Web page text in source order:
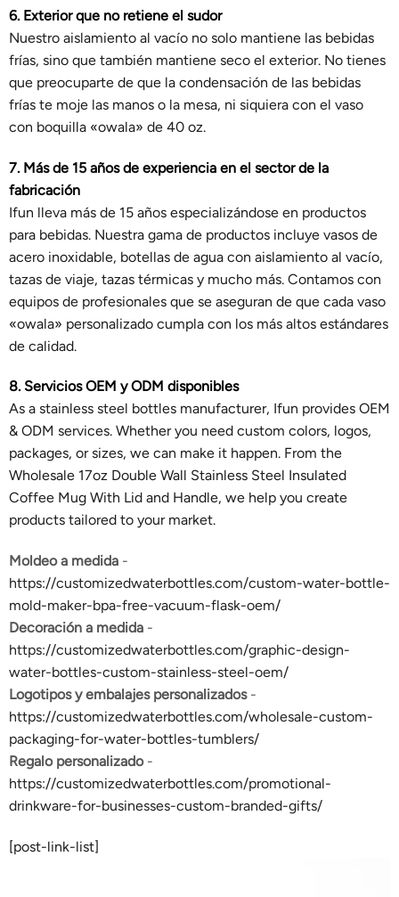
6. Exterior que no retiene el sudor
Nuestro aislamiento al vacío no solo mantiene las bebidas
frías, sino que también mantiene seco el exterior. No tienes
que preocuparte de que la condensación de las bebidas
frías te moje las manos o la mesa, ni siquiera con el vaso
con boquilla «owala» de 40 oz.
7. Más de 15 años de experiencia en el sector de la
fabricación
Ifun lleva más de 15 años especializándose en productos
para bebidas. Nuestra gama de productos incluye vasos de
acero inoxidable, botellas de agua con aislamiento al vacío,
tazas de viaje, tazas térmicas y mucho más. Contamos con
equipos de profesionales que se aseguran de que cada vaso
«owala» personalizado cumpla con los más altos estándares
de calidad.
8. Servicios OEM y ODM disponibles
As a stainless steel bottles manufacturer, Ifun provides OEM
& ODM services. Whether you need custom colors, logos,
packages, or sizes, we can make it happen. From the
Wholesale 17oz Double Wall Stainless Steel Insulated
Coffee Mug With Lid and Handle, we help you create
products tailored to your market.
Moldeo a medida-
https://customizedwaterbottles.com/custom-water-bottle-
mold-maker-bpa-free-vacuum-flask-oem/
Decoración a medida-
https://customizedwaterbottles.com/graphic-design-
water-bottles-custom-stainless-steel-oem/
Logotipos y embalajes personalizados-
https://customizedwaterbottles.com/wholesale-custom-
packaging-for-water-bottles-tumblers/
Regalo personalizado-
https://customizedwaterbottles.com/promotional-
drinkware-for-businesses-custom-branded-gifts/
[post-link-list]